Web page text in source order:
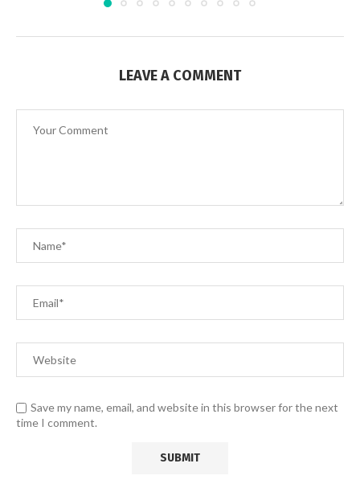
LEAVE A COMMENT
Save my name, email, and website in this browser for the next
time I comment.